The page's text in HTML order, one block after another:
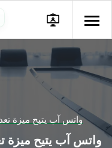
واتس آب يتيح ميزة
واتس آب يتيح ميزة